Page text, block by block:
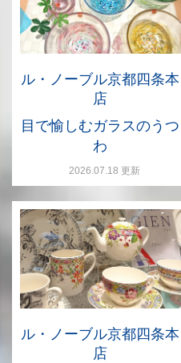
ル・ノーブル京都四条本
店
目で愉しむガラスのうつ
わ
2026.07.18 更新
ル・ノーブル京都四条本
店